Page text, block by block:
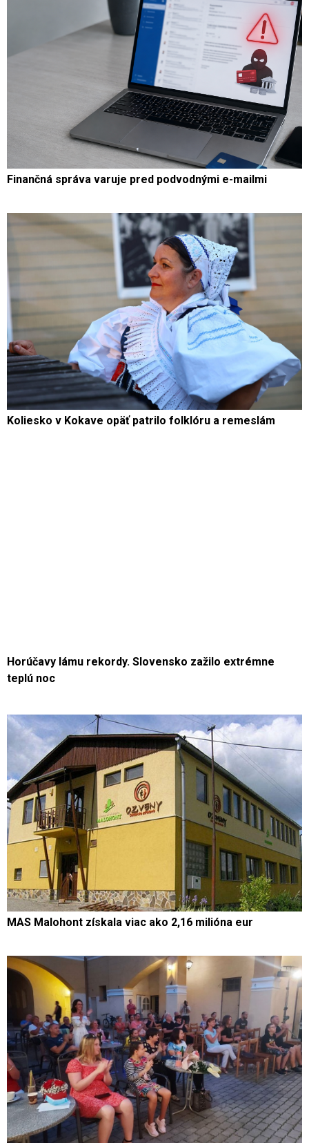
Finančná správa varuje pred podvodnými e-mailmi
Koliesko v Kokave opäť patrilo folklóru a remeslám
Horúčavy lámu rekordy. Slovensko zažilo extrémne
teplú noc
MAS Malohont získala viac ako 2,16 milióna eur